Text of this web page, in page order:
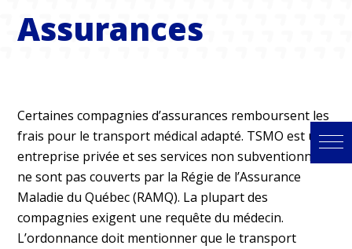
Assurances
Certaines compagnies d’assurances remboursent les
frais pour le transport médical adapté. TSMO est une
entreprise privée et ses services non subventionnés
ne sont pas couverts par la Régie de l’Assurance
Maladie du Québec (RAMQ). La plupart des
compagnies exigent une requête du médecin.
L’ordonnance doit mentionner que le transport